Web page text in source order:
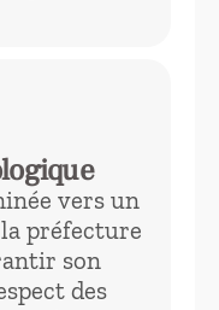
vers un
préfecture
son
des